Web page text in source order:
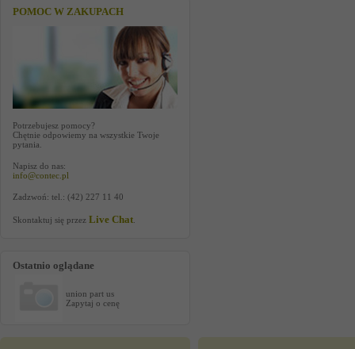
POMOC W ZAKUPACH
Potrzebujesz pomocy?
Chętnie odpowiemy na wszystkie Twoje
pytania.
Napisz do nas:
info@contec.pl
Zadzwoń: tel.: (42) 227 11 40
Skontaktuj się przez Live Chat
Ostatnio oglądane
union part us
Zapytaj o cenę